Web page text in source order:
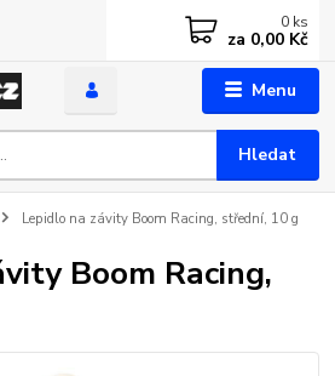
Menu
Hledat
0 ks
za 0,00 Kč
Lepidlo na závity Boom Racing, střední, 10 g
Boom Racing,